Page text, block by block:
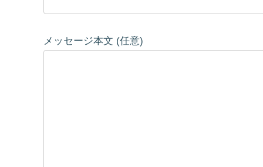
メッセージ本文 (任意)